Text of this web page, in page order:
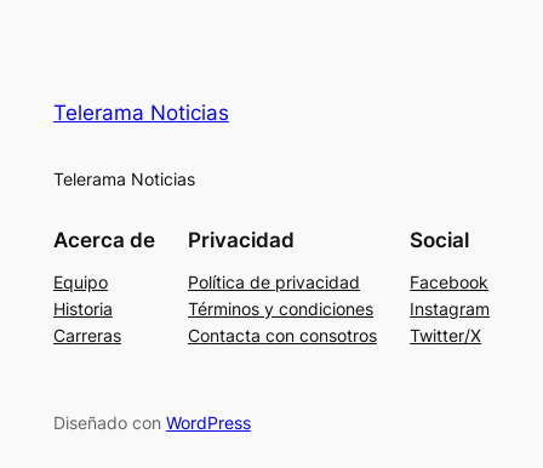
Telerama Noticias
Telerama Noticias
Acerca de
Equipo
Historia
Carreras
Privacidad
Política de privacidad
Términos y condiciones
Contacta con consotros
Social
Facebook
Instagram
Twitter/X
Diseñado con WordPress